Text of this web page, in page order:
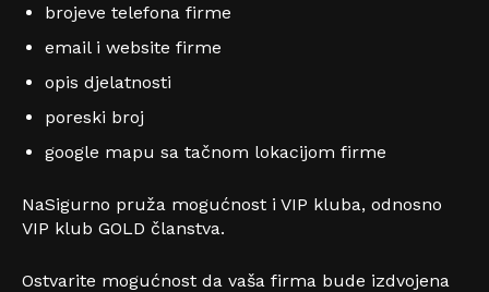
brojeve telefona firme
email i website firme
opis djelatnosti
poreski broj
google mapu sa tačnom lokacijom firme
NaSigurno pruža mogućnost i VIP kluba, odnosno
VIP klub GOLD članstva.
Ostvarite mogućnost da vaša firma bude izdvojena